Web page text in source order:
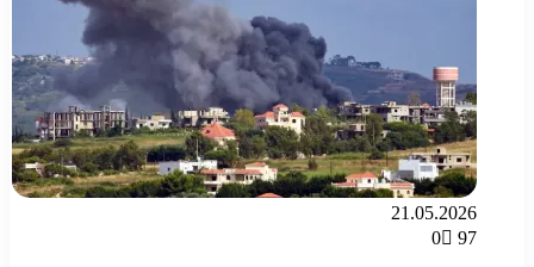
21.05.2026
0
97